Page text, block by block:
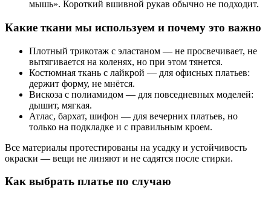
мышь». Короткий вшивной рукав обычно не подходит.
Какие ткани мы используем и почему это важно
Плотный трикотаж с эластаном — не просвечивает, не
вытягивается на коленях, но при этом тянется.
Костюмная ткань с лайкрой — для офисных платьев:
держит форму, не мнётся.
Вискоза с полиамидом — для повседневных моделей:
дышит, мягкая.
Атлас, бархат, шифон — для вечерних платьев, но
только на подкладке и с правильным кроем.
Все материалы протестированы на усадку и устойчивость
окраски — вещи не линяют и не садятся после стирки.
Как выбрать платье по случаю